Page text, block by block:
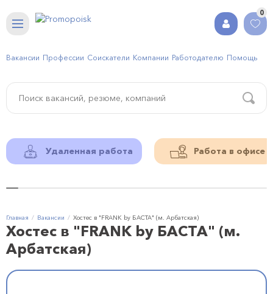
0
Вакансии Профессии Соискатели Компании Работодателю Помощь
Удаленная работа Работа в офисе
Главная Вакансии Хостес в "FRANK by БАСТА" (м. Арбатская)
Хостес в "FRANK by БАСТА" (м.
Арбатская)